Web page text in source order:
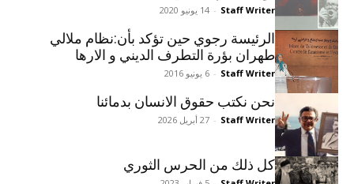
Staff Writer
- 14 يونيو 2020
الرئيسة رجوي حين تؤكد بأن:نظام ملالي
طهران بؤرة التطرف الديني و الارها
Staff Writer
- 6 يونيو 2016
نحن نکتب حقوق الانسان بدمائنا
Staff Writer
- 27 أبريل 2026
کل ذلك من الحرس الثوري